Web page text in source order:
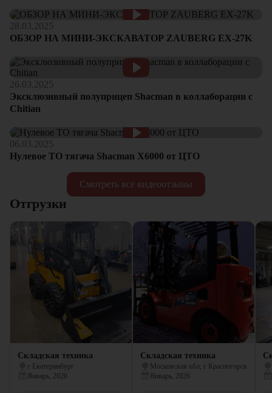
Смотреть все видеоотзывы
28.03.2025
ОБЗОР НА МИНИ-ЭКСКАВАТОР ZAUBERG EX-27K
26.03.2025
Эксклюзивный полуприцеп Shacman в коллаборации с
Chitian
06.03.2025
Нулевое ТО тягача Shacman Х6000 от ЦТО
Отгрузки
Складская техника
г Екатеринбург
Январь, 2026
Складская техника
Московская обл, г Красногорск
Январь, 2026